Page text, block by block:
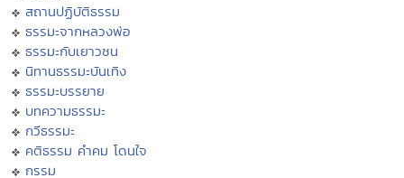
สถานปฏิบัติธรรม
ธรรมะจากหลวงพ่อ
ธรรมะกับเยาวชน
นิทานธรรมะบันเทิง
ธรรมะบรรยาย
บทความธรรมะ
กวีธรรมะ
คติธรรม คำคม โดนใจ
กรรม